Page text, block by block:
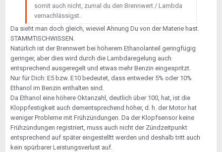
Schließlich zu meiner Frage: Gibt es eine
Methode festzustellen, was der sicherlich
gutmeinende Übeltäter ist? Oder ist das ein so
bekanntes Thema dass ihr mich nun auslacht?
Sobald es die Temperaturen zulassen, würde ich mich
gerne der Sache widmen und freue mich bis dahin auf
zielführende Hinweise.
Mit Dank und Gruß aus München
somit auch nicht, zumal du den Brennwert / Lambda
vernachlässigst.
Da sieht man doch gleich, wieviel Ahnung Du von der Materie hast.
STAMMTISCHWISSEN.
Natürlich ist der Brennwert bei höherem Ethanolanteil geringfügig
geringer, aber dies wird durch die Lambdaregelung auch
entsprechend ausgeregelt und etwas mehr Benzin eingespritzt.
Nur für Dich: E5 bzw. E10 bedeutet, dass entweder 5% oder 10%
Ethanol im Benzin enthalten sind.
Da Ethanol eine höhere Oktanzahl, deutlich über 100, hat, ist die
Kloppfestigkeit auch dementsprechend höher, d. h. der Motor hat
weniger Probleme mit Frühzündungen. Da der Klopfsensor keine
Frühzündungen registriert, muss auch nicht der Zündzeitpunkt
entsprechend auf später eingestelltt werden und deshalb tritt auch
kein spürbarer Leistungsverlust auf.